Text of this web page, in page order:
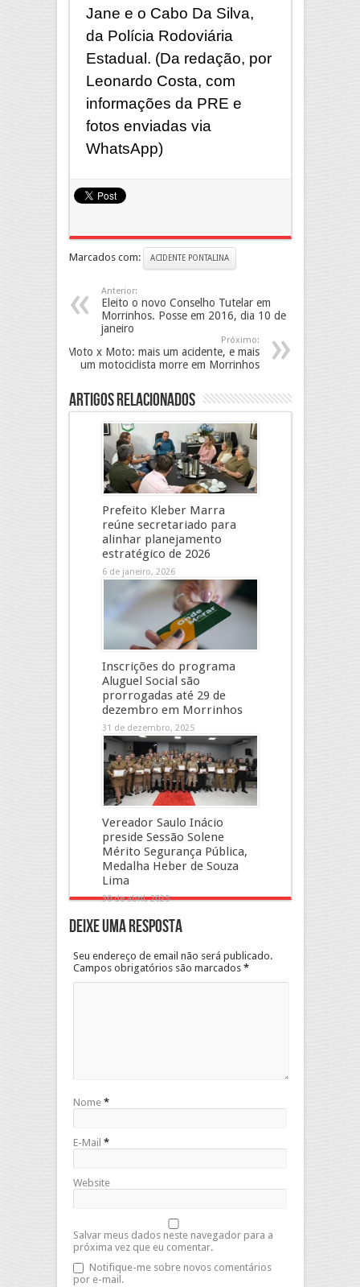
Jane e o Cabo Da Silva,
da Polícia Rodoviária
Estadual. (Da redação, por
Leonardo Costa, com
informações da PRE e
fotos enviadas via
WhatsApp)
Marcados com: ACIDENTE PONTALINA
Anterior:
Eleito o novo Conselho Tutelar em
Morrinhos. Posse em 2016, dia 10 de
janeiro
Próximo:
Moto x Moto: mais um acidente, e mais
um motociclista morre em Morrinhos
Artigos Relacionados
Prefeito Kleber Marra
reúne secretariado para
alinhar planejamento
estratégico de 2026
6 de janeiro, 2026
Inscrições do programa
Aluguel Social são
prorrogadas até 29 de
dezembro em Morrinhos
31 de dezembro, 2025
Vereador Saulo Inácio
preside Sessão Solene
Mérito Segurança Pública,
Medalha Heber de Souza
Lima
30 de abril, 2025
Deixe uma resposta
Seu endereço de email não será publicado.
Campos obrigatórios são marcados *
Nome *
E-Mail *
Website
Salvar meus dados neste navegador para a
próxima vez que eu comentar.
Notifique-me sobre novos comentários
por e-mail.